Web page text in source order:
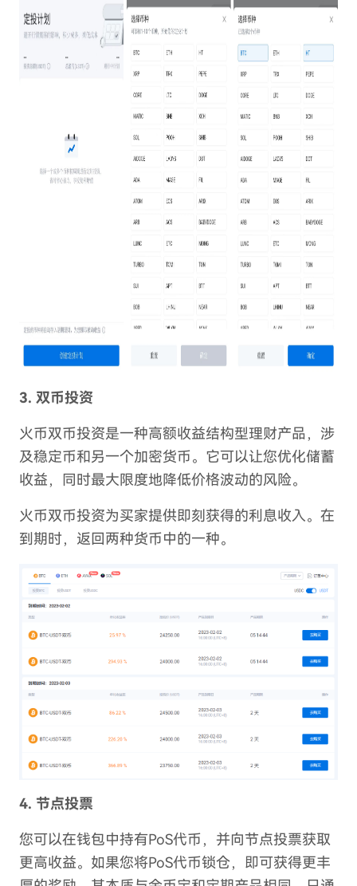
3. 双币投资
火币双币投资是一种高额收益结构型理财产品，涉
及稳定币和另一个加密货币。它可以让您优化储蓄
收益，同时最大限度地降低价格波动的风险。
火币双币投资为买家提供即刻获得的利息收入。在
到期时，返回两种货币中的一种。
4. 节点投票
您可以在钱包中持有PoS代币，并向节点投票获取
更高收益。如果您将PoS代币锁仓，即可获得更丰